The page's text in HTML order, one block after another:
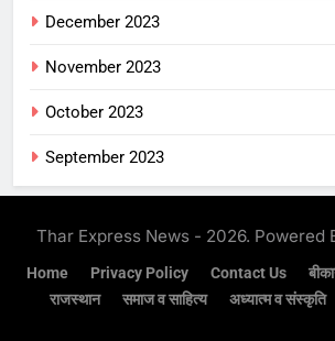
December 2023
November 2023
October 2023
September 2023
Thar Express News - 2026. Powered
Home Privacy Policy Contact Us
राजस्थान
समाज व साहित्य अध्यात्म व संस्कृति